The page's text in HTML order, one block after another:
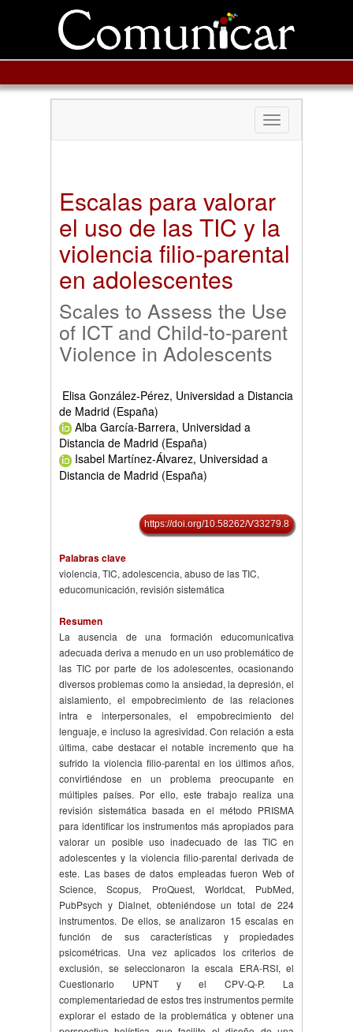
Toggle
navigation
Escalas para valorar
el uso de las TIC y la
violencia filio-parental
en adolescentes
Scales to Assess the Use
of ICT and Child-to-parent
Violence in Adolescents
Elisa González-Pérez, Universidad a Distancia
de Madrid (España)
Alba García-Barrera, Universidad a
Distancia de Madrid (España)
Isabel Martínez-Álvarez, Universidad a
Distancia de Madrid (España)
https://doi.org/10.58262/V33279.8
Palabras clave
violencia, TIC, adolescencia, abuso de las TIC,
educomunicación, revisión sistemática
Resumen
La ausencia de una formación educomunicativa
adecuada deriva a menudo en un uso problemático de
las TIC por parte de los adolescentes, ocasionando
diversos problemas como la ansiedad, la depresión, el
aislamiento, el empobrecimiento de las relaciones
intra e interpersonales, el empobrecimiento del
lenguaje, e incluso la agresividad. Con relación a esta
última, cabe destacar el notable incremento que ha
sufrido la violencia filio-parental en los últimos años,
convirtiéndose en un problema preocupante en
múltiples países. Por ello, este trabajo realiza una
revisión sistemática basada en el método PRISMA
para identificar los instrumentos más apropiados para
valorar un posible uso inadecuado de las TIC en
adolescentes y la violencia filio-parental derivada de
este. Las bases de datos empleadas fueron Web of
Science, Scopus, ProQuest, Worldcat, PubMed,
PubPsych y Dialnet, obteniéndose un total de 224
instrumentos. De ellos, se analizaron 15 escalas en
función de sus características y propiedades
psicométricas. Una vez aplicados los criterios de
exclusión, se seleccionaron la escala ERA-RSI, el
Cuestionario UPNT y el CPV-Q-P. La
complementariedad de estos tres instrumentos permite
explorar el estado de la problemática y obtener una